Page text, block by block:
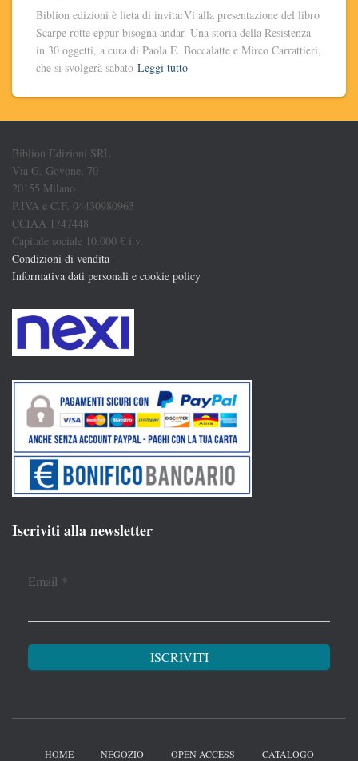
Biblion edizioni è lieta di invitarVi alla presentazione del libro
Scarpe rotte eppur bisogna andar. Una storia della Resistenza
in 30 oggetti, a cura di Paola E. Boccalatte e Mirco Carrattieri,
che si svolgerà sabato Leggi tutto
Biblion Edizioni SRL
Via G. Govone, 70
20155 Milano
P.IVA e C.F. 04430980963
CCIAA 1747448
Capitale sociale 10.000 € i.v.
Condizioni di vendita
Informativa dati personali e cookie policy
Iscriviti alla newsletter
Email *
HOME NEGOZIO OPEN ACCESS CATALOGO